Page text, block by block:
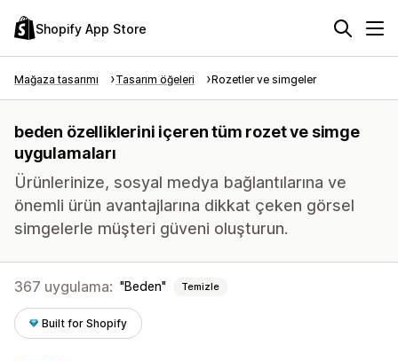
Shopify App Store
Mağaza tasarımı Tasarım öğeleri Rozetler ve simgeler
beden özelliklerini içeren tüm rozet ve simge
uygulamaları
Ürünlerinize, sosyal medya bağlantılarına ve
önemli ürün avantajlarına dikkat çeken görsel
simgelerle müşteri güveni oluşturun.
367 uygulama: Beden Temizle
Built for Shopify